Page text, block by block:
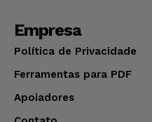
Empresa
Política de Privacidade
Ferramentas para PDF
Apoiadores